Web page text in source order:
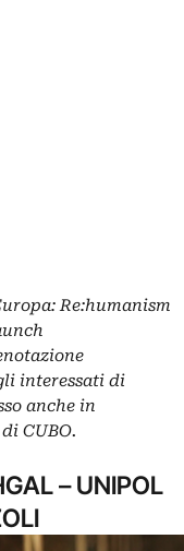
Re:humanism
interessati di
anche in
CUBO.
– UNIPOL